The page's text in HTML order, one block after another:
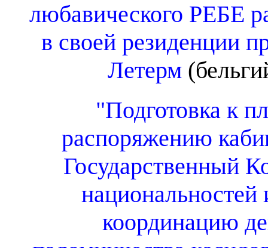
любавического РЕБЕ
в своей резиденции
Летерм
"Подготовка к
распоряжению
Государственный
национальностей
координацию